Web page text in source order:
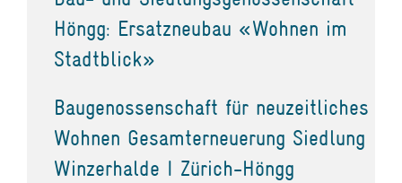
Höngg: Ersatzneubau «Wohnen im
Stadtblick»
Baugenossenschaft für neuzeitliches
Wohnen Gesamterneuerung Siedlung
Winzerhalde I Zürich-Höngg